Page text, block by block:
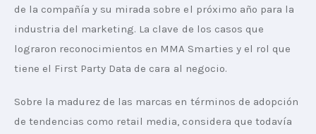
de la compañía y su mirada sobre el próximo año para la
industria del marketing. La clave de los casos que
lograron reconocimientos en MMA Smarties y el rol que
tiene el First Party Data de cara al negocio.
Sobre la madurez de las marcas en términos de adopción
de tendencias como retail media, considera que todavía